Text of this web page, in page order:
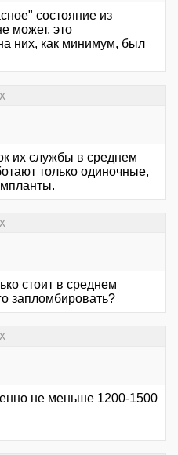
состояние из
может, это
них, как минимум, был
их службы в среднем
только одиночные,
стоит в среднем
запломбировать?
не меньше 1200-1500